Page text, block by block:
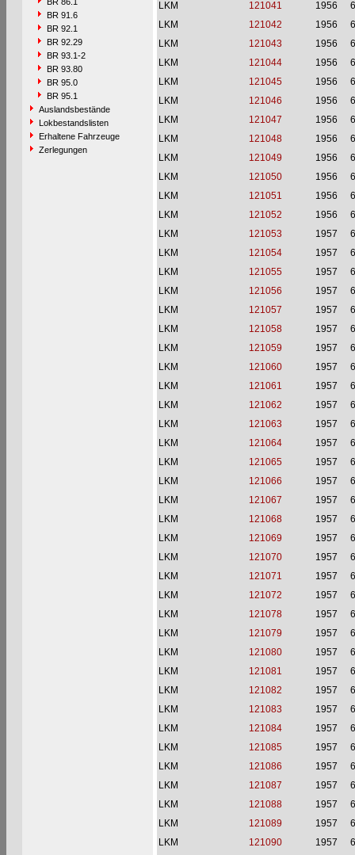
BR 91.6
BR 92.1
BR 92.29
BR 93.1-2
BR 93.80
BR 95.0
BR 95.1
Auslandsbestände
Lokbestandslisten
Erhaltene Fahrzeuge
Zerlegungen
LKM
121041 1956
LKM
121042 1956
LKM
121043 1956
LKM
121044 1956
LKM
121045 1956
LKM
121046 1956
LKM
121047 1956
LKM
121048 1956
LKM
121049 1956
LKM
121050 1956
LKM
121051 1956
LKM
121052 1956
LKM
121053 1957
LKM
121054 1957
LKM
121055 1957
LKM
121056 1957
LKM
121057 1957
LKM
121058 1957
LKM
121059 1957
LKM
121060 1957
LKM
121061 1957
LKM
121062 1957
LKM
121063 1957
LKM
121064 1957
LKM
121065 1957
LKM
121066 1957
LKM
121067 1957
LKM
121068 1957
LKM
121069 1957
LKM
121070 1957
LKM
121071 1957
LKM
121072 1957
LKM
121078 1957
LKM
121079 1957
LKM
121080 1957
LKM
121081 1957
LKM
121082 1957
LKM
121083 1957
LKM
121084 1957
LKM
121085 1957
LKM
121086 1957
LKM
121087 1957
LKM
121088 1957
LKM
121089 1957
LKM
121090 1957